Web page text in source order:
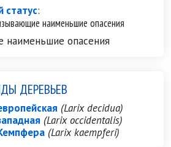
статус:
наименьшие опасения
ДЕРЕВЬЕВ
(Larix decidua)
(Larix occidentalis)
(Larix kaempferi)